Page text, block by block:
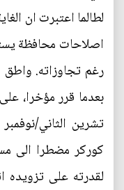
لطالما اعتبرت ان
اصلاحات محافظة
بعدما قرر مؤخرا،
كوركر مضطرا الى
لقدرته على تزويده